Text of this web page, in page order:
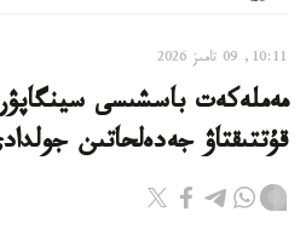
10:11, 09 تامىز 2026
مەملەكەت باسشىسى سينگاپۋر
قۇتتىقتاۋ جەدەلحاتىن